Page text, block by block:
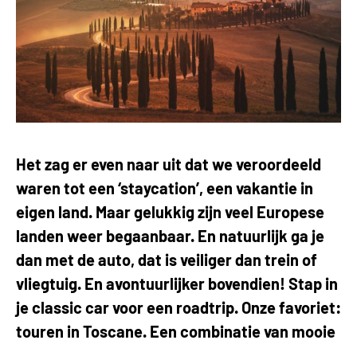
Het zag er even naar uit dat we veroordeeld
waren tot een ‘staycation’, een vakantie in
eigen land. Maar gelukkig zijn veel Europese
landen weer begaanbaar. En natuurlijk ga je
dan met de auto, dat is veiliger dan trein of
vliegtuig. En avontuurlijker bovendien! Stap in
je classic car voor een roadtrip. Onze favoriet:
touren in Toscane. Een combinatie van mooie